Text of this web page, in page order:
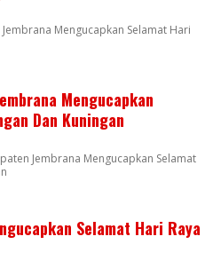
Mengucapkan Selamat Hari
Mengucapkan
Dan Kuningan
Jembrana Mengucapkan Selamat
Selamat Hari Raya